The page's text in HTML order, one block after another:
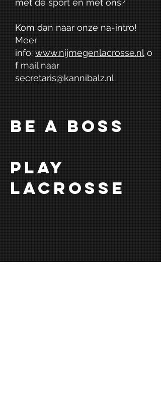
met de sport en met ons?
Kom dan naar onze na-intro!
Meer
info: www.nijmegenlacrosse.nl o
f mail naar
secretaris@kannibalz.nl.
Be a boss
play
lacrosse